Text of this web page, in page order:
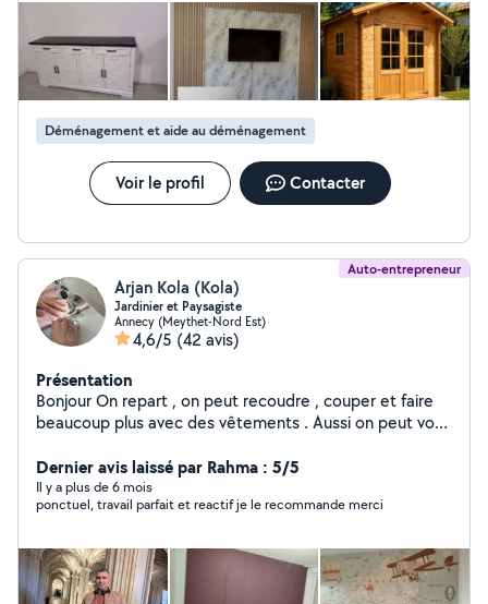
dans la bonne humeur. Merci encore pour ton travail, je referai
Déménagement et aide au déménagement
Voir le profil Contacter
Auto-entrepreneur
Arjan Kola (Kola)
Jardinier et Paysagiste
Annecy (Meythet-Nord Est)
4,6/5 (42 avis)
Présentation
Bonjour On repart , on peut recoudre , couper et faire
beaucoup plus avec des vêtements . Aussi on peut vous
ménage,petits travaux et déchèterie si vous avez
besoin..J'ai joué au piano si vous avez besoin de faire
des cours de piano pour débutants.Les prix sont
vous et pour moi.Bone continuation à tous.
Dernier avis laissé par Rahma : 5/5
Il y a plus de 6 mois
ponctuel, travail parfait et reactif je le recommande merci